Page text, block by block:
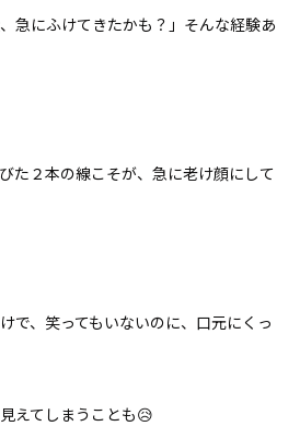
急にふけてきたかも？」そんな経験あ
た２本の線こそが、急に老け顔にして
で、笑ってもいないのに、口元にくっ
えてしまうことも😥